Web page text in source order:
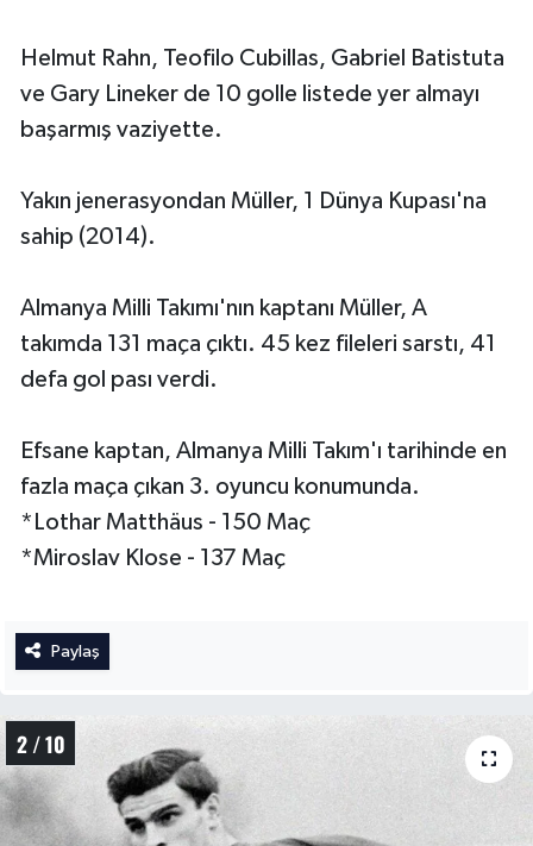
Helmut Rahn, Teofilo Cubillas, Gabriel Batistuta
ve Gary Lineker de 10 golle listede yer almayı
başarmış vaziyette.
Yakın jenerasyondan Müller, 1 Dünya Kupası'na
sahip (2014).
Almanya Milli Takımı'nın kaptanı Müller, A
takımda 131 maça çıktı. 45 kez fileleri sarstı, 41
defa gol pası verdi.
Efsane kaptan, Almanya Milli Takım'ı tarihinde en
fazla maça çıkan 3. oyuncu konumunda.
*Lothar Matthäus - 150 Maç
*Miroslav Klose - 137 Maç
Paylaş
2 / 10